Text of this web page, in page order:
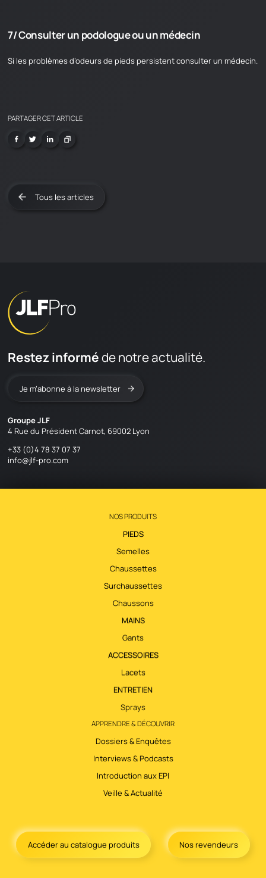
7/ Consulter un podologue ou un médecin
Si les problèmes d’odeurs de pieds persistent consulter un médecin.
PARTAGER CET ARTICLE
Tous les articles
Restez informéde notre actualité.
Je m’abonne à la newsletter
Groupe JLF
4 Rue du Président Carnot, 69002 Lyon
+33 (0)4 78 37 07 37
info@jlf-pro.com
NOS PRODUITS
PIEDS
Semelles
Chaussettes
Surchaussettes
Chaussons
MAINS
Gants
ACCESSOIRES
Lacets
ENTRETIEN
Sprays
APPRENDRE & DÉCOUVRIR
Dossiers & Enquêtes
Interviews & Podcasts
Introduction aux EPI
Veille & Actualité
Accéder au catalogue produits Nos revendeurs